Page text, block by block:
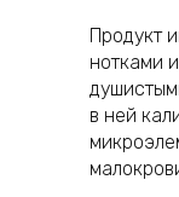
Продукт
нотками
в ней